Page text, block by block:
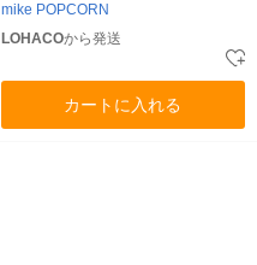
mike POPCORN
LOHACOから発送
カートに入れる